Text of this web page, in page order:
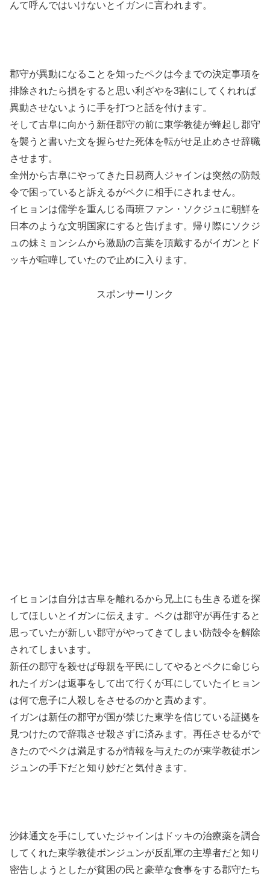
んて呼んではいけないとイガンに言われます。
郡守が異動になることを知ったペクは今までの決定事項を
排除されたら損をすると思い利ざやを3割にしてくれれば
異動させないように手を打つと話を付けます。
そして古阜に向かう新任郡守の前に東学教徒が蜂起し郡守
を襲うと書いた文を握らせた死体を転がせ足止めさせ辞職
させます。
全州から古阜にやってきた日易商人ジャインは突然の防殻
令で困っていると訴えるがペクに相手にされません。
イヒョンは儒学を重んじる両班ファン・ソクジュに朝鮮を
日本のような文明国家にすると告げます。帰り際にソクジ
ュの妹ミョンシムから激励の言葉を頂戴するがイガンとド
ッキが喧嘩していたので止めに入ります。
スポンサーリンク
イヒョンは自分は古阜を離れるから兄上にも生きる道を探
してほしいとイガンに伝えます。ペクは郡守が再任すると
思っていたが新しい郡守がやってきてしまい防殻令を解除
されてしまいます。
新任の郡守を殺せば母親を平民にしてやるとペクに命じら
れたイガンは返事をして出て行くが耳にしていたイヒョン
は何で息子に人殺しをさせるのかと責めます。
イガンは新任の郡守が国が禁じた東学を信じている証拠を
見つけたので辞職させ殺さずに済みます。再任させるがで
きたのでペクは満足するが情報を与えたのが東学教徒ボン
ジュンの手下だと知り妙だと気付きます。
沙鉢通文を手にしていたジャインはドッキの治療薬を調合
してくれた東学教徒ボンジュンが反乱軍の主導者だと知り
密告しようとしたが貧困の民と豪華な食事をする郡守たち